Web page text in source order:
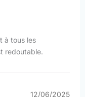
à tous les
redoutable.
12/06/2025